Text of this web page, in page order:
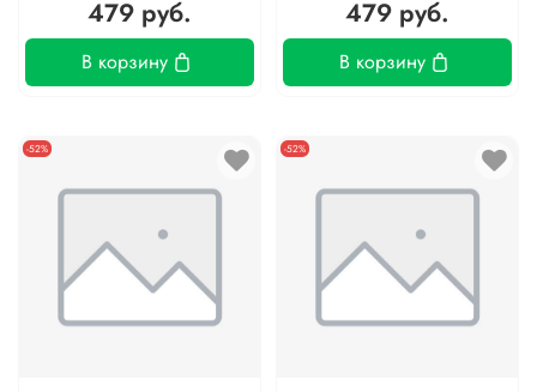
479 руб.
В корзину
479 руб.
В корзину
-52% -52%